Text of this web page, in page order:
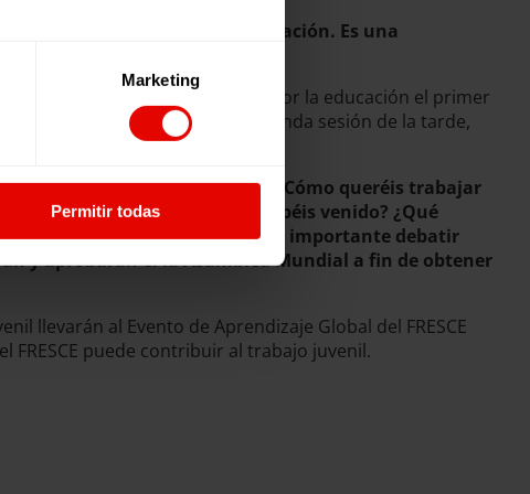
Marketing
Permitir todas
en estos espacio de participación. Es una
en la campaña mundial por la educación el primer
jóvenes ha sido durante la segunda sesión de la tarde,
de la campaña.
las siguientes preguntas;
¿Cómo queréis trabajar
o coaliciones con las que habéis venido? ¿Qué
mundial ha considerado importante debatir
y aprobarán el la Asamblea Mundial a fin de obtener
llevarán al Evento de Aprendizaje Global del FRESCE
FRESCE puede contribuir al trabajo juvenil.